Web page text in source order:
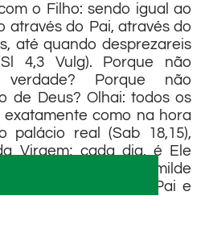
o Filho: sendo igual ao
através do Pai, através do
até quando desprezareis
4,3 Vulg). Porque não
verdade? Porque não
de Deus? Olhai: todos os
exatamente como na hora
palácio real (Sab 18,15),
Virgem; cada dia, é Ele
nós na mais humilde
Ele vem do seio do Pai e